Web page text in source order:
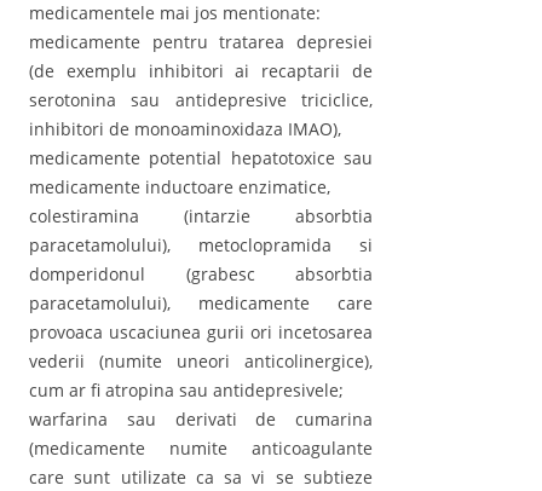
medicamentele mai jos mentionate:
medicamente pentru tratarea depresiei
(de exemplu inhibitori ai recaptarii de
serotonina sau antidepresive triciclice,
inhibitori de monoaminoxidaza IMAO),
medicamente potential hepatotoxice sau
medicamente inductoare enzimatice,
colestiramina (intarzie absorbtia
paracetamolului), metoclopramida si
domperidonul (grabesc absorbtia
paracetamolului), medicamente care
provoaca uscaciunea gurii ori incetosarea
vederii (numite uneori anticolinergice),
cum ar fi atropina sau antidepresivele;
warfarina sau derivati de cumarina
(medicamente numite anticoagulante
care sunt utilizate ca sa vi se subtieze